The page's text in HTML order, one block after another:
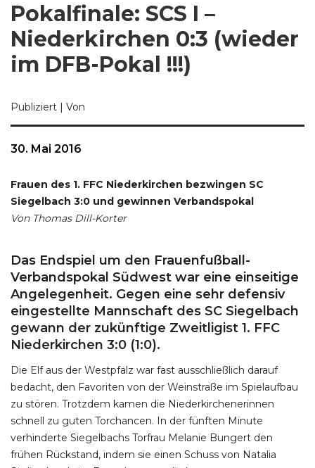
Pokalfinale: SCS I –
Niederkirchen 0:3 (wieder
im DFB-Pokal !!!)
Publiziert
30. Mai 2016
| Von
Frauen des 1. FFC Niederkirchen bezwingen SC
Siegelbach 3:0 und gewinnen Verbandspokal
Von Thomas Dill-Korter
Das Endspiel um den Frauenfußball-
Verbandspokal Südwest war eine einseitige
Angelegenheit. Gegen eine sehr defensiv
eingestellte Mannschaft des SC Siegelbach
gewann der zukünftige Zweitligist 1. FFC
Niederkirchen 3:0 (1:0).
Die Elf aus der Westpfalz war fast ausschließlich darauf
bedacht, den Favoriten von der Weinstraße im Spielaufbau
zu stören. Trotzdem kamen die Niederkirchenerinnen
schnell zu guten Torchancen. In der fünften Minute
verhinderte Siegelbachs Torfrau Melanie Bungert den
frühen Rückstand, indem sie einen Schuss von Natalia